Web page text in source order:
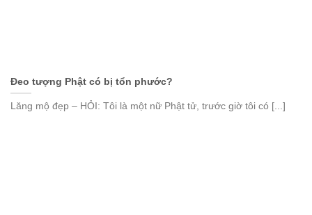
Ðeo tượng Phật có bị tổn phước?
Lăng mộ đẹp – HỎI: Tôi là một nữ Phật tử, trước giờ tôi có [...]